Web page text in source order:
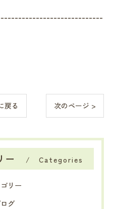
戻る 次のページ >
ー Categories
リー
グ